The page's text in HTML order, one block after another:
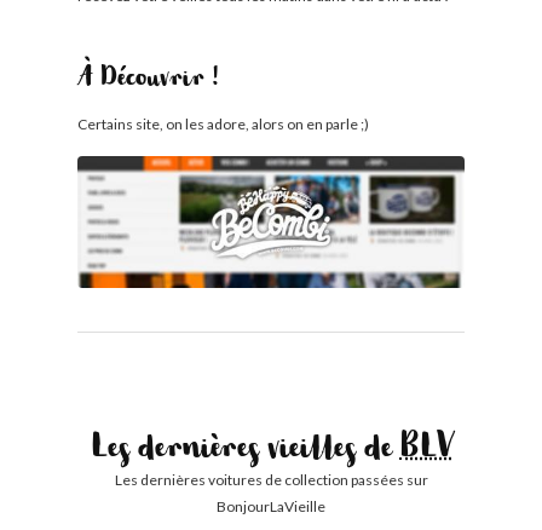
À Découvrir !
Certains site, on les adore, alors on en parle ;)
Les dernières vieilles deBLV
Les dernières voitures de collection passées sur
BonjourLaVieille